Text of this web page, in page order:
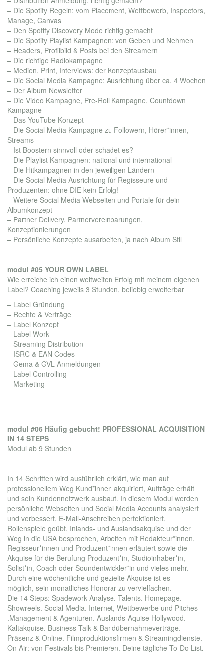
– Die Spotify Regeln: vom Placement, Wettbewerb, Inspectors,
Manage, Canvas
– Den Spotify Discovery Mode richtig gemacht
– Die Spotify Playlist Kampagnen: von Geben und Nehmen
– Headers, Profilbild & Posts bei den Streamern
– Die richtige Radiokampagne
– Medien, Print, Interviews: der Konzeptausbau
– Die Social Media Kampagne: Ausrichtung über ca. 4 Wochen
– Der Album Newsletter
– Die Video Kampagne, Pre-Roll Kampagne, Countdown
Kampagne
– Das YouTube Konzept
– Die Social Media Kampagne zu Followern, Hörer*innen,
Streams
– Ist Boostern sinnvoll oder schadet es?
– Die Playlist Kampagnen: national und international
– Die Hitkampagnen in den jeweiligen Ländern
– Die Social Media Ausrichtung für Regisseure und
Produzenten: ohne DIE kein Erfolg!
– Weitere Social Media Webseiten und Portale für dein
Albumkonzept
– Partner Delivery, Partnervereinbarungen,
Konzeptionierungen
– Persönliche Konzepte ausarbeiten, ja nach Album Stil
modul #05 YOUR OWN LABEL
Wie erreiche ich einen weltweiten Erfolg mit meinem eigenen
Label? Coaching jeweils 3 Stunden, beliebig erweiterbar
– Label Gründung
– Rechte & Verträge
– Label Konzept
– Label Work
– Streaming Distribution
– ISRC & EAN Codes
– Gema & GVL Anmeldungen
– Label Controlling
– Marketing
modul #06 Häufig gebucht! PROFESSIONAL ACQUISITION
IN 14 STEPS
Modul ab 9 Stunden
In 14 Schritten wird ausführlich erklärt, wie man auf
professionellem Weg Kund*innen akquiriert, Aufträge erhält
und sein Kundennetzwerk ausbaut. In diesem Modul werden
persönliche Webseiten und Social Media Accounts analysiert
und verbessert, E-Mail-Anschreiben perfektioniert,
Rollenspiele geübt, Inlands- und Auslandsakquise und der
Weg in die USA besprochen, Arbeiten mit Redakteur*innen,
Regisseur*innen und Produzent*innen erläutert sowie die
Akquise für die Berufung Produzent*in, Studioinhaber*in,
Solist*in, Coach oder Soundentwickler*in und vieles mehr.
Durch eine wöchentliche und gezielte Akquise ist es
möglich, sein monatliches Honorar zu vervielfachen.
Die 14 Steps: Spadework Analyse. Talents. Homepage.
Showreels. Social Media. Internet, Wettbewerbe und Pitches
.Management & Agenturen. Auslands-Aquise Hollywood.
Kaltakquise. Business Talk & Bandübernahmeverträge.
Präsenz & Online. Filmproduktionsfirmen & Streamingdienste.
On Air: von Festivals bis Premieren. Deine tägliche To-Do List.